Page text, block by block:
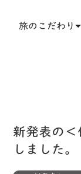
旅のこだわり
新発表の
しました。